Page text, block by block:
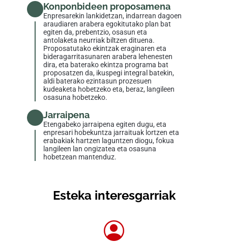
Konponbideen proposamena
Enpresarekin lankidetzan, indarrean dagoen
araudiaren arabera egokitutako plan bat
egiten da, prebentzio, osasun eta
antolaketa neurriak biltzen dituena.
Proposatutako ekintzak eraginaren eta
bideragarritasunaren arabera lehenesten
dira, eta baterako ekintza programa bat
proposatzen da, ikuspegi integral batekin,
aldi baterako ezintasun prozesuen
kudeaketa hobetzeko eta, beraz, langileen
osasuna hobetzeko.
Jarraipena
Etengabeko jarraipena egiten dugu, eta
enpresari hobekuntza jarraituak lortzen eta
erabakiak hartzen laguntzen diogu, fokua
langileen lan ongizatea eta osasuna
hobetzean mantenduz.
Esteka interesgarriak